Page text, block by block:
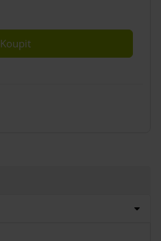
Koupit